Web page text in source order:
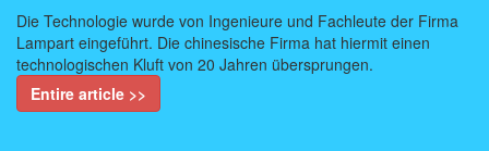
Die Technologie wurde von Ingenieure und Fachleute der Firma
Lampart eingeführt. Die chinesische Firma hat hiermit einen
technologischen Kluft von 20 Jahren übersprungen.
Entire article >>